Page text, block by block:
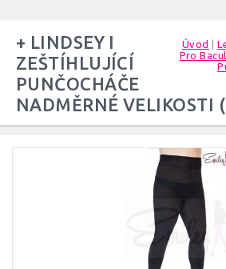
Úvod |
Pro
+ LINDSEY I
ZEŠTÍHLUJÍCÍ
PUNČOCHÁČE
NADMĚRNÉ VELIKOSTI